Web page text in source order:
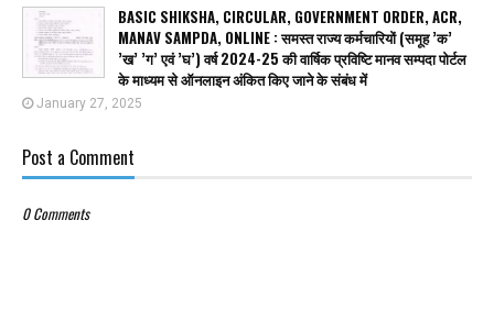
BASIC SHIKSHA, CIRCULAR, GOVERNMENT ORDER, ACR,
MANAV SAMPDA, ONLINE : समस्त राज्य कर्मचारियों (समूह ’क’
’ख’ ’ग’ एवं ’घ’) वर्ष 2024-25 की वार्षिक प्रविष्टि मानव सम्पदा पोर्टल
के माध्यम से ऑनलाइन अंकित किए जाने के संबंध में
January 27, 2025
Post a Comment
0 Comments